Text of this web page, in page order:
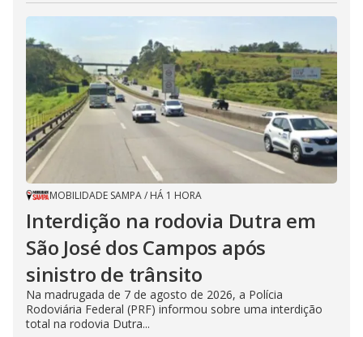
MOBILIDADE SAMPA/ HÁ 1 HORA
Interdição na rodovia Dutra em
São José dos Campos após
sinistro de trânsito
Na madrugada de 7 de agosto de 2026, a Polícia
Rodoviária Federal (PRF) informou sobre uma interdição
total na rodovia Dutra...